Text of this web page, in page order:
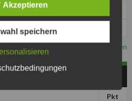
Vollständige Tabelle ansehen
Pkt
Akzeptieren
speichern